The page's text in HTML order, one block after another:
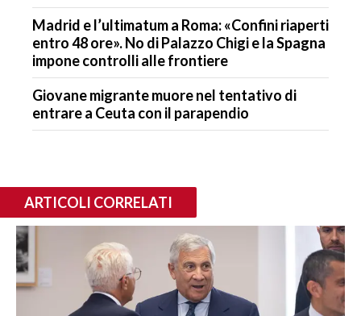
Madrid e l’ultimatum a Roma: «Confini riaperti
entro 48 ore». No di Palazzo Chigi e la Spagna
impone controlli alle frontiere
Giovane migrante muore nel tentativo di
entrare a Ceuta con il parapendio
ARTICOLI CORRELATI